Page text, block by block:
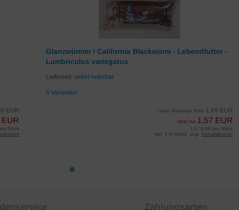
EUR
EUR
Stück
Glanzwürmer / California Blackworm - Lebendfutter -
Lumbriculus variegatus
Lieferzeit: sofort lieferbar
5 Varianten
Unser bisheriger Preis 1,69 EUR
Jetzt nur 1,57 EUR
1,57 EUR pro Stück
inkl. 7 % MwSt. zzgl. Versandkosten
Zahlungsarten